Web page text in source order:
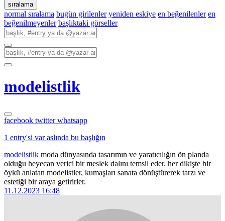
sıralama
normal sıralama bugün girilenler yeniden eskiye en beğenilenler en
beğenilmeyenler başlıktaki görseller
modelistlik
facebook twitterwhatsapp
1 entry'si var aslında bu başlığın
modelistlik moda dünyasında tasarımın ve yaratıcılığın ön planda
olduğu heyecan verici bir meslek dalını temsil eder. her dikişte bir
öykü anlatan modelistler, kumaşları sanata dönüştürerek tarzı ve
estetiği bir araya getirirler.
11.12.2023 16:48